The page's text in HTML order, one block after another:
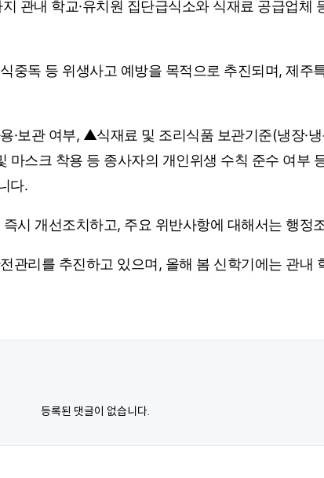
관내 학교·유치원 집단급식소와 식재료 공급업체
중독 등 위생사고 예방을 목적으로 추진되며, 제주
·보관 여부, ▲식재료 및 조리식품 보관기준(냉장·
스크 착용 등 종사자의 개인위생 수칙 준수 여부
다.
시 개선조치하고, 주요 위반사항에 대해서는 행정
관리를 추진하고 있으며, 올해 봄 신학기에는 관내
등록된 댓글이 없습니다.